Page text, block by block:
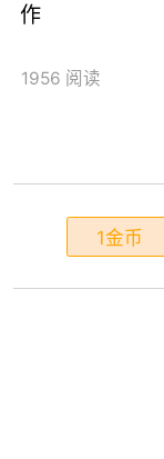
作
1956 阅读
1金币